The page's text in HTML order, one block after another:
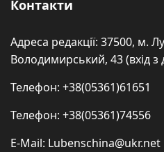
Контакти
Адреса редакції: 37500, м.
Володимирський, 43 (вхід з
Телефон: +38(05361)61651
Телефон: +38(05361)74556
E-Mail: Lubenschina@ukr.net